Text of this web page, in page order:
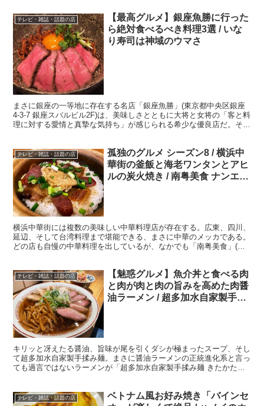
テレビ・雑誌・話題の店
【最高グルメ】銀座魚勝に行った
ら絶対食べるべき料理3選 / いな
り寿司は神域のウマさ
まさに銀座の一等地に存在する名店「銀座魚勝」(東京都中央区銀座
4-3-7 銀座スバルビル2F)は、美味しさとともに大将と女将の「客と料
理に対する愛情と真摯な気持ち」が感じられる希少な優良店だ。そし
テレビ・雑誌・話題の店
孤独のグルメ シーズン8 / 横浜中
華街の釜飯と海老ワンタンとアヒ
ルの炭火焼き / 南粤美食 ナンエツ
横浜中華街には複数の美味しい中華料理店が存在する。広東、四川、
延辺、そして台湾料理まで堪能できる、まさに中華のメッカである。
どの店も自慢の中華料理を出しているが、なかでも「南粤美食」(神
テレビ・雑誌・話題の店
【魅惑グルメ】魚介丼と食べる肉
と肉が肉と肉の旨みを高めた肉醤
油ラーメン / 超多加水自家製手揉
キリッと冴えたる醤油、旨味が尾を引くダシが極まったスープ、そし
て超多加水自家製手揉み麺。まさに醤油ラーメンの正統進化系と言っ
ても過言ではないラーメンが「超多加水自家製手揉み麺 きたかた食
テレビ・雑誌・話題の店
ベトナム風お好み焼き「バインセ